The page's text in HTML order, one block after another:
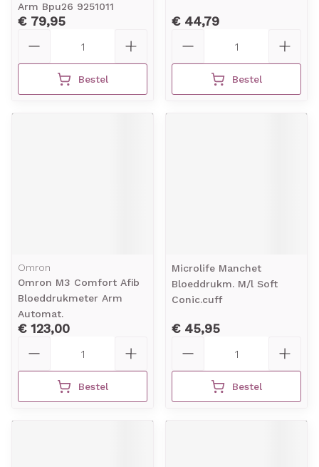
Arm Bpu26 9251011
€ 79,95
Bestel
€ 44,79
Bestel
Omron
Omron M3 Comfort Afib
Bloeddrukmeter Arm
Automat.
€ 123,00
Bestel
Microlife Manchet
Bloeddrukm. M/l Soft
Conic.cuff
€ 45,95
Bestel